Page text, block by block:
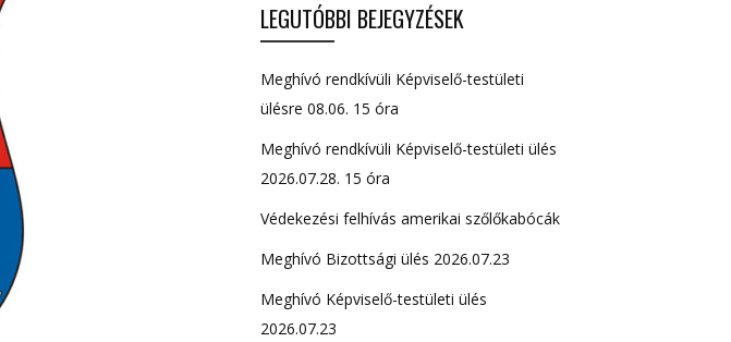
LEGUTÓBBI BEJEGYZÉSEK
Meghívó rendkívüli Képviselő-testületi
ülésre 08.06. 15 óra
Meghívó rendkívüli Képviselő-testületi ülés
2026.07.28. 15 óra
Védekezési felhívás amerikai szőlőkabócák
Meghívó Bizottsági ülés 2026.07.23
Meghívó Képviselő-testületi ülés
2026.07.23